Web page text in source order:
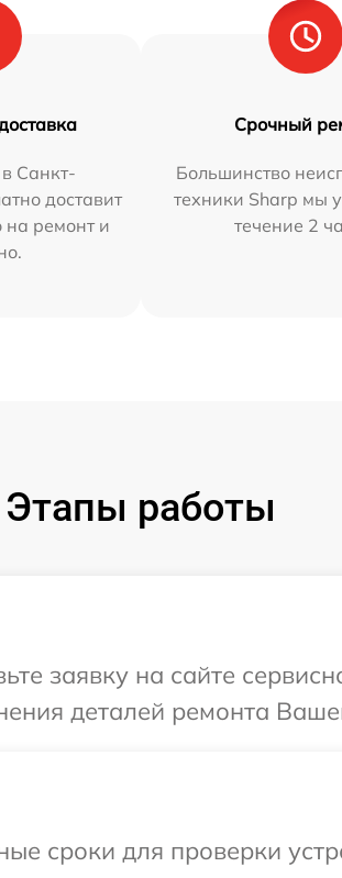
Санкт-
доставит
на ремонт и
Срочный
Большинство
техники Sharp мы
течение 2
Этапы работы
заявку на сайте
деталей ремонта
сроки для проверки